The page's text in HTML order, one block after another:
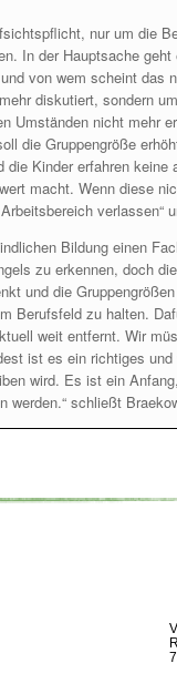
nur um die
In der Hauptsache
von wem scheint das
diskutiert, sondern
Umständen nicht mehr
die Gruppengröße
Kinder erfahren
macht. Wenn diese
verlassen“
Bildung einen
zu erkennen, doch
und die
Berufsfeld zu halten.
weit entfernt. Wir
ist es ein richtiges
wird. Es ist ein
werden.“ schließt